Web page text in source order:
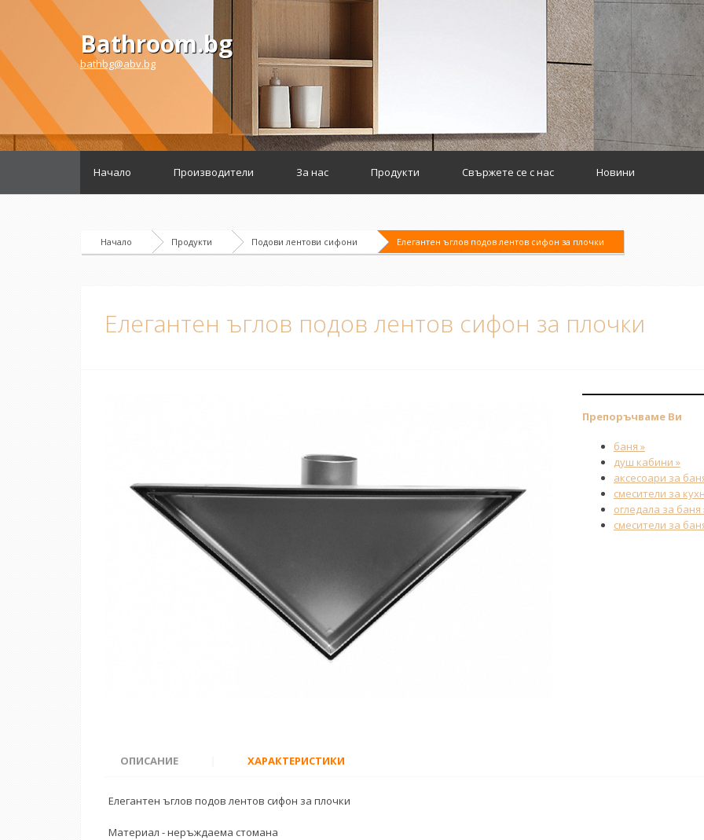
Bathroom.bg
bathbg@abv.bg
Начало Производители За нас Продукти Свържете се с нас Новини
Начало Продукти Подови лентови сифони Елегантен ъглов подов лентов сифон за плочки
Елегантен ъглов подов лентов сифон за плочки
Препоръчваме Ви
баня »
душ кабини »
аксесоари за
смесители за
огледала за баня
смесители за
ОПИСАНИЕ ХАРАКТЕРИСТИКИ
Елегантен ъглов подов лентов сифон за плочки
Материал - неръждаема стомана